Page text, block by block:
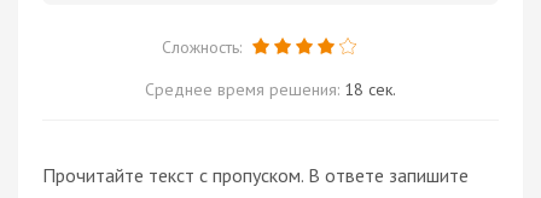
Сложность:
Среднее время решения: 18 сек.
Прочитайте текст с пропуском. В ответе запишите